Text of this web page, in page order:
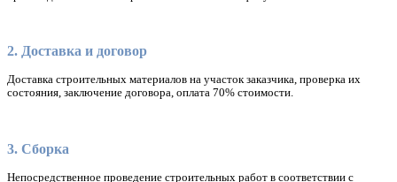
2. Доставка и договор
Доставка строительных материалов на участок заказчика, проверка их
состояния, заключение договора, оплата 70% стоимости.
3. Сборка
Непосредственное проведение строительных работ в соответствии с